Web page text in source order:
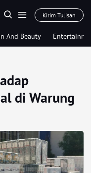
Kirim Tulisan
And Beauty
di Warung